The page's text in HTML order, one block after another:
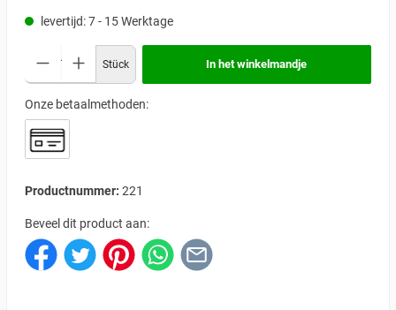
levertijd: 7 - 15 Werktage
Stück In het winkelmandje
Onze betaalmethoden:
Productnummer: 221
Beveel dit product aan: